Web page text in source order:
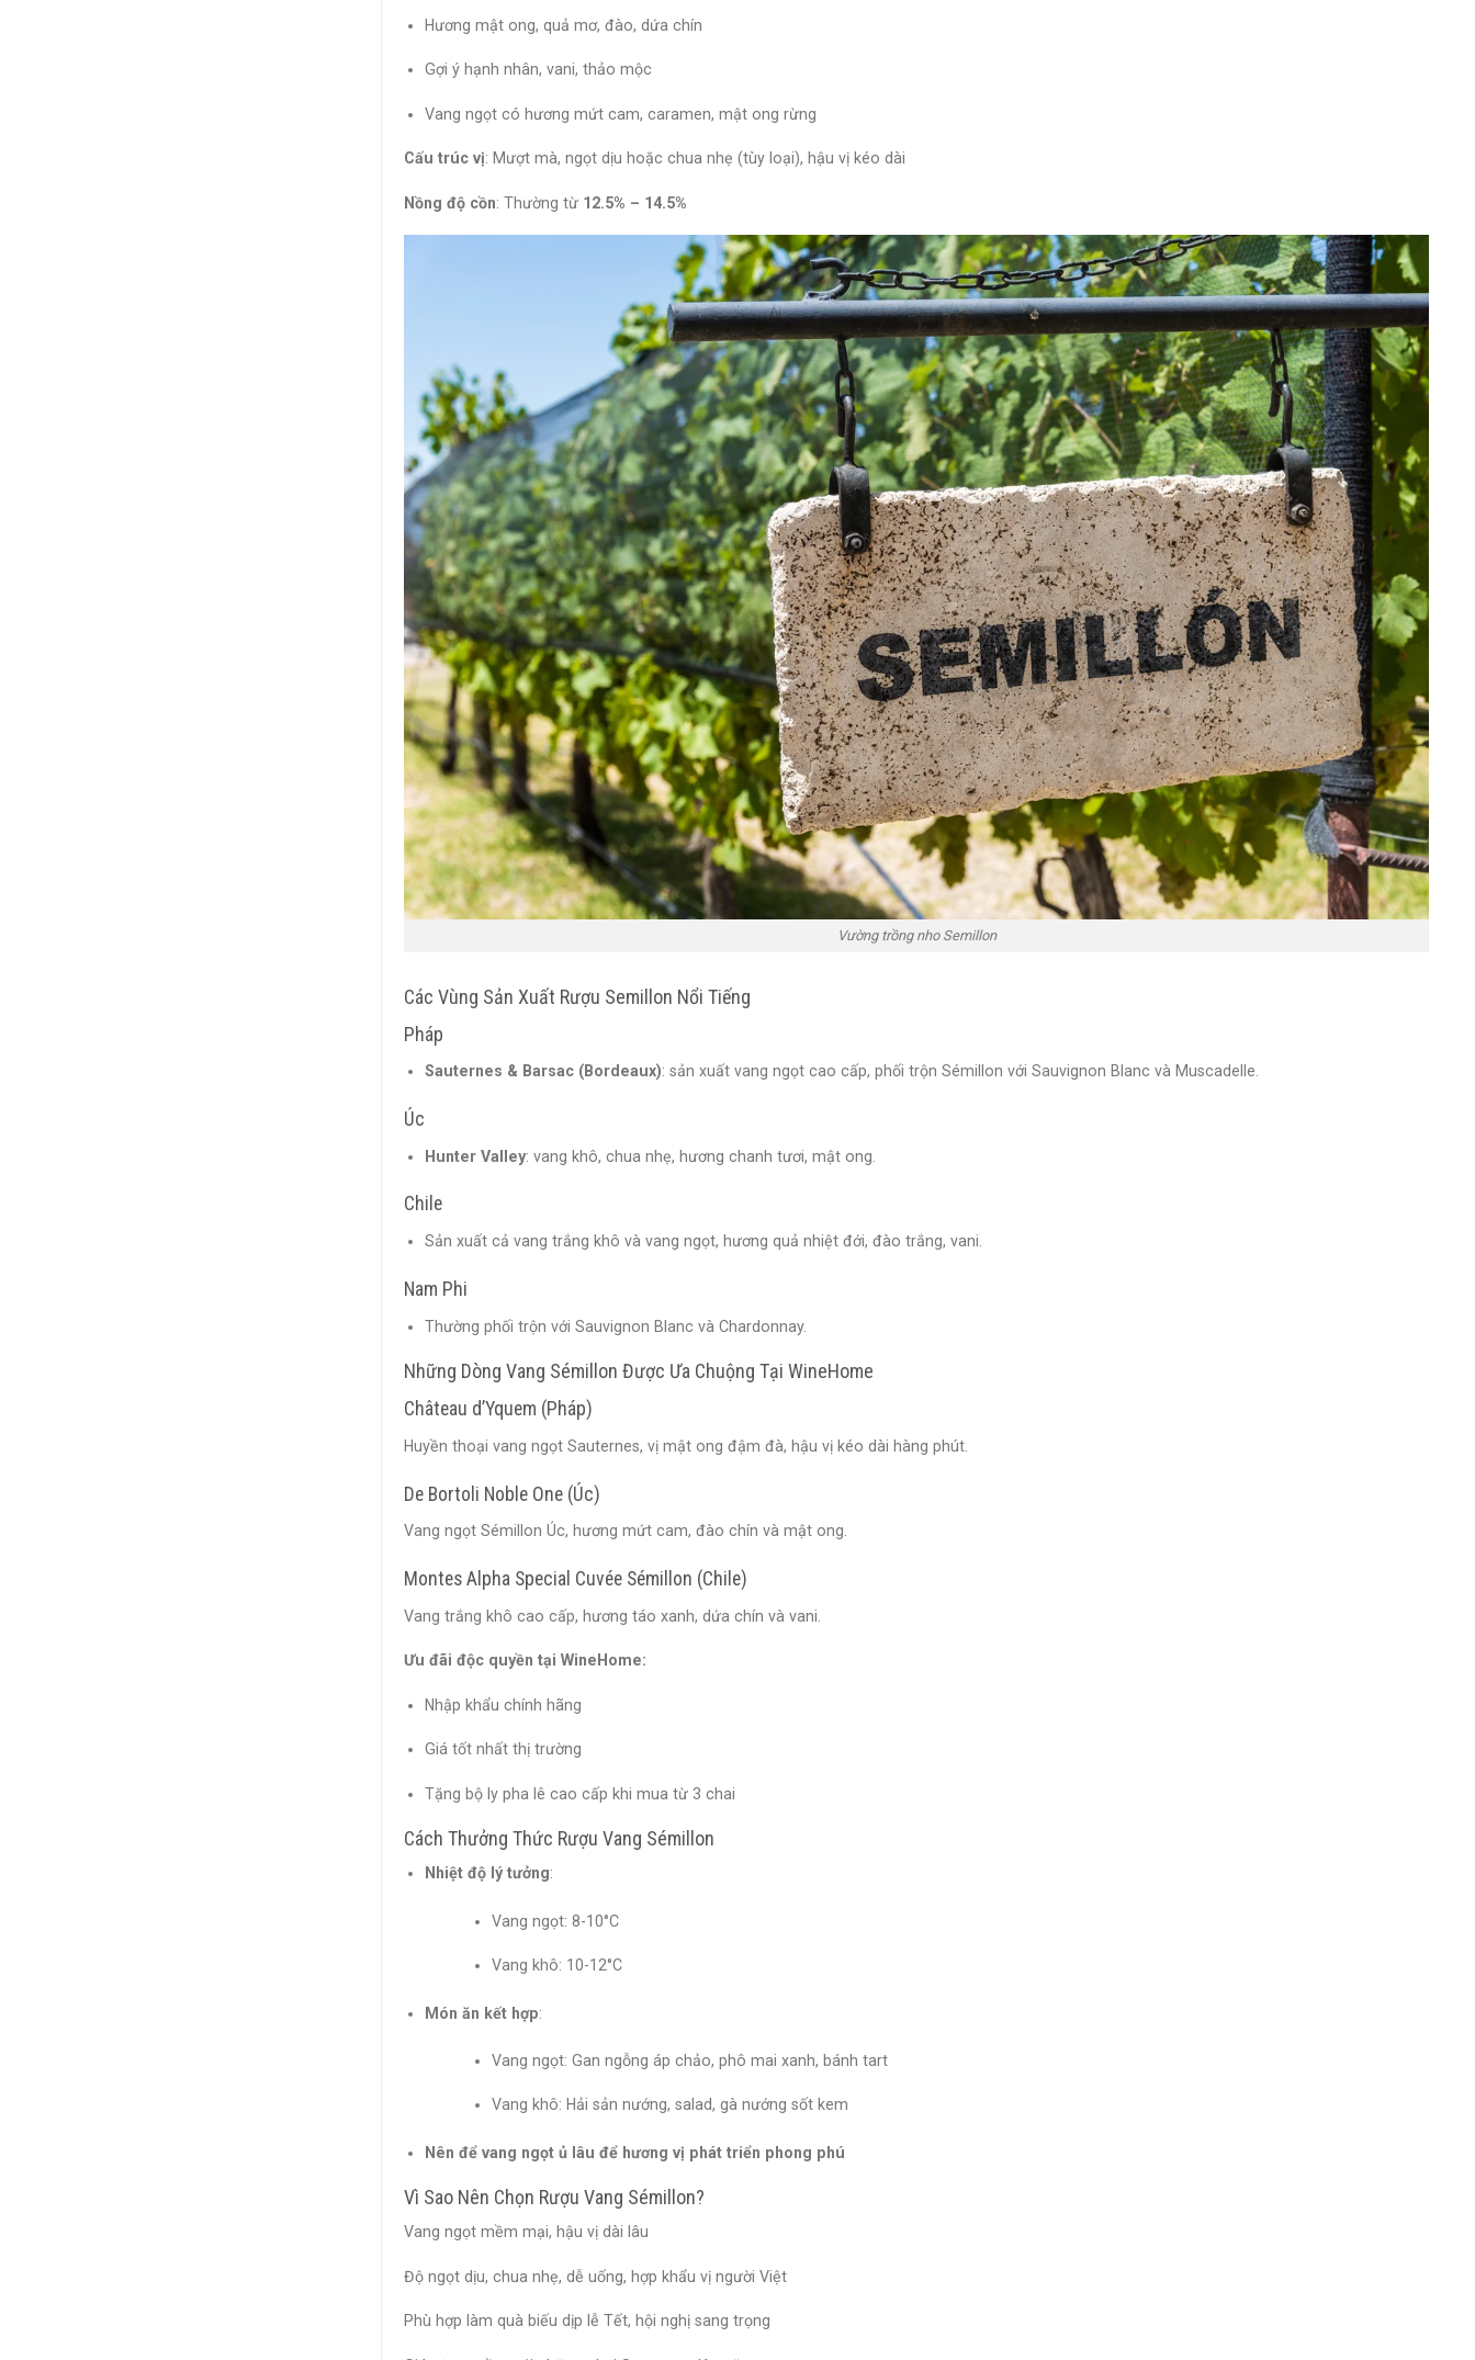
Hương mật ong, quả mơ, đào, dứa chín
Gợi ý hạnh nhân, vani, thảo mộc
Vang ngọt có hương mứt cam, caramen, mật ong rừng
Cấu trúc vị: Mượt mà, ngọt dịu hoặc chua nhẹ (tùy loại), hậu vị kéo dài
Nồng độ cồn: Thường từ 12.5% – 14.5%
Vường trồng nho Semillon
Các Vùng Sản Xuất Rượu Semillon Nổi Tiếng
Pháp
Sauternes & Barsac (Bordeaux): sản xuất vang ngọt cao cấp, phối trộn Sémillon với Sauvignon Blanc và Muscadelle.
Úc
Hunter Valley: vang khô, chua nhẹ, hương chanh tươi, mật ong.
Chile
Sản xuất cả vang trắng khô và vang ngọt, hương quả nhiệt đới, đào trắng, vani.
Nam Phi
Thường phối trộn với Sauvignon Blanc và Chardonnay.
Những Dòng Vang Sémillon Được Ưa Chuộng Tại WineHome
Château d’Yquem (Pháp)
Huyền thoại vang ngọt Sauternes, vị mật ong đậm đà, hậu vị kéo dài hàng phút.
De Bortoli Noble One (Úc)
Vang ngọt Sémillon Úc, hương mứt cam, đào chín và mật ong.
Montes Alpha Special Cuvée Sémillon (Chile)
Vang trắng khô cao cấp, hương táo xanh, dứa chín và vani.
Ưu đãi độc quyền tại WineHome:
Nhập khẩu chính hãng
Giá tốt nhất thị trường
Tặng bộ ly pha lê cao cấp khi mua từ 3 chai
Cách Thưởng Thức Rượu Vang Sémillon
Nhiệt độ lý tưởng:
Vang ngọt: 8-10°C
Vang khô: 10-12°C
Món ăn kết hợp:
Vang ngọt: Gan ngỗng áp chảo, phô mai xanh, bánh tart
Vang khô: Hải sản nướng, salad, gà nướng sốt kem
Nên để vang ngọt ủ lâu để hương vị phát triển phong phú
Vì Sao Nên Chọn Rượu Vang Sémillon?
Vang ngọt mềm mại, hậu vị dài lâu
Độ ngọt dịu, chua nhẹ, dễ uống, hợp khẩu vị người Việt
Phù hợp làm quà biếu dịp lễ Tết, hội nghị sang trọng